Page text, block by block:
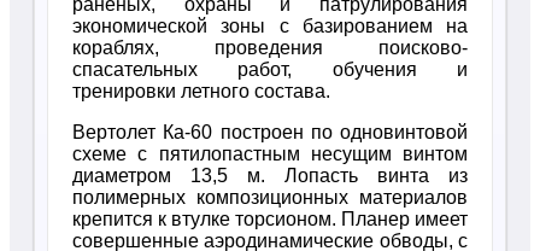
раненых, охраны и патрулирования
экономической зоны с базированием на
кораблях, проведения поисково-
спасательных работ, обучения и
тренировки летного состава.
Вертолет Ка-60 построен по одновинтовой
схеме с пятилопастным несущим винтом
диаметром 13,5 м. Лопасть винта из
полимерных композиционных материалов
крепится к втулке торсионом. Планер имеет
совершенные аэродинамические обводы, с